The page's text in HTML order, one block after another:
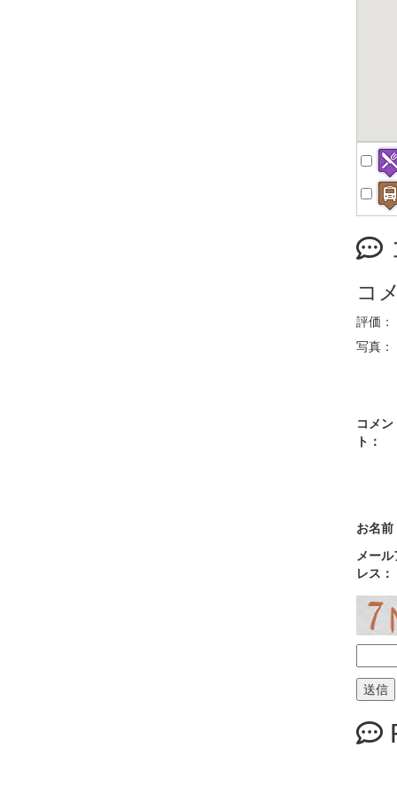
コ
評価：
写真：
コメン
ト：
お名前
メール
レス：